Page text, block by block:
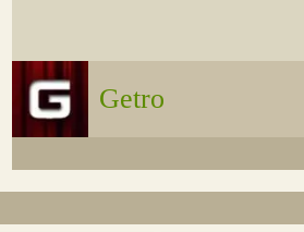
Getro